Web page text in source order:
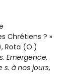
Chrétiens ? »
Rota (O.)
. Emergence,
s. à nos jours,